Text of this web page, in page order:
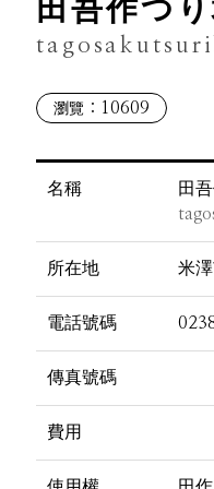
田吾作つ
瀏覽 ：10609
名稱
田
所在地 米
電話號碼
傳真號碼
費用